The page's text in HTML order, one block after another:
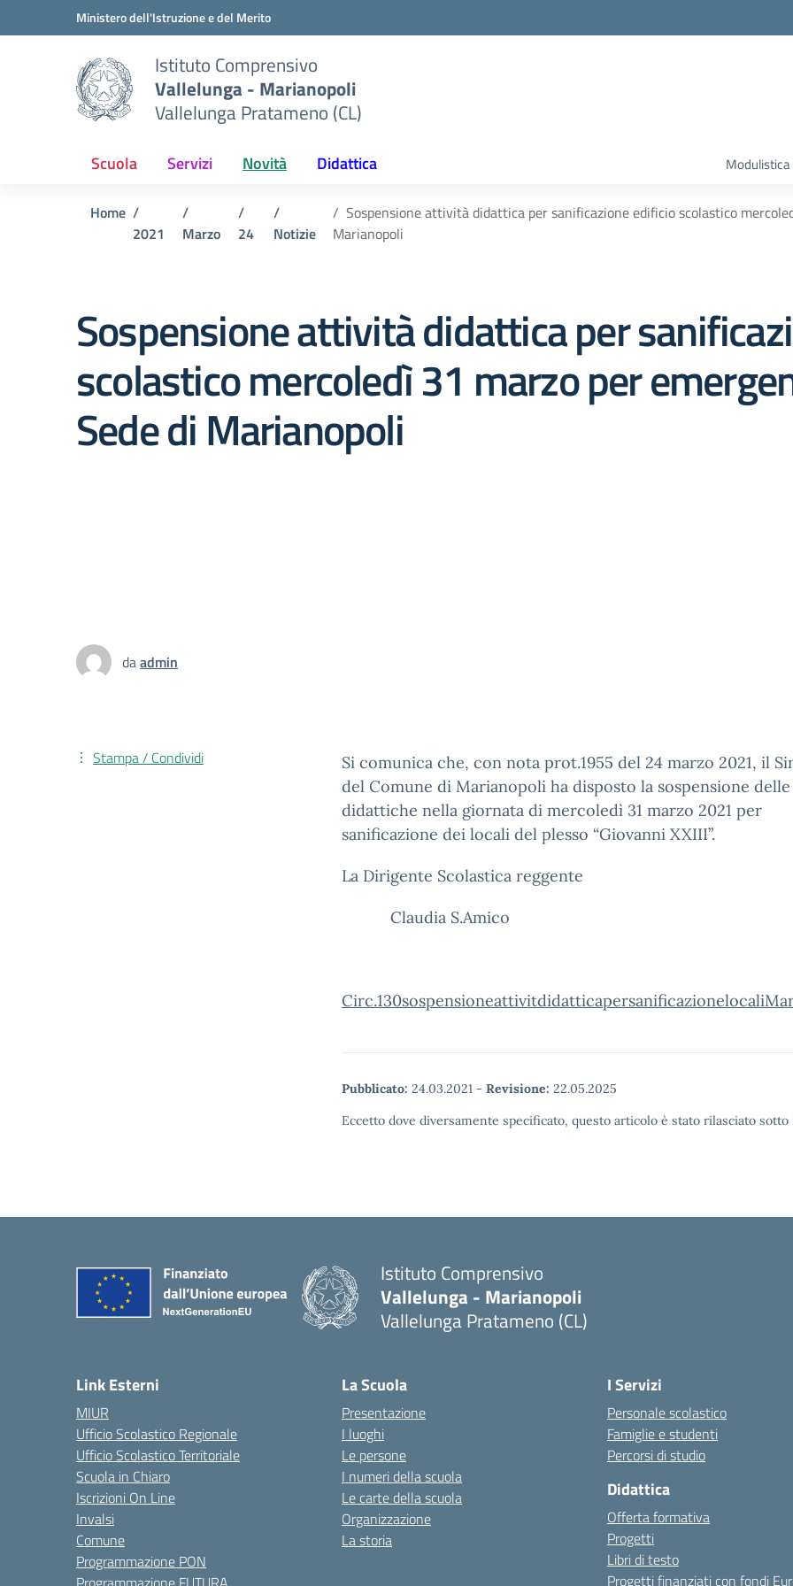
Vai ai contenuti
Vai al menu di navigazioneMinistero dell'Istruzione e del Merito
Istituto Comprensivo
Vallelunga - Marianopoli
Vallelunga Pratameno (CL)
Scuola Servizi Novità Didattica Modulistica
Home
2021
Marzo 24 Notizie
Sospensione attività didattica per sanificazione edificio scolastico
Marianopoli
Sospensione attività didattica per
scolastico mercoledì 31 marzo per
Sede di Marianopoli
daadmin
Si comunica che, con nota prot.1955 del 24 marzo 2021, il
del Comune di Marianopoli ha disposto la sospensione
didattiche nella giornata di mercoledì 31 marzo 2021 per
sanificazione dei locali del plesso “Giovanni XXIII”.
La Dirigente Scolastica reggente
Claudia S.Amico
Pubblicato: 24.03.2021 - Revisione: 22.05.2025
Eccetto dove diversamente specificato, questo articolo è stato rilasciato
Stampa / Condividi
Istituto Comprensivo
Vallelunga - Marianopoli
Vallelunga Pratameno (CL)
Link Esterni
MIUR
Ufficio Scolastico Regionale
Ufficio Scolastico Territoriale
Scuola in Chiaro
Iscrizioni On Line
Invalsi
Comune
Programmazione PON
La Scuola
Presentazione
I luoghi
Le persone
I numeri della scuola
Le carte della scuola
Organizzazione
La storia
I Servizi
Personale scolastico
Famiglie e studenti
Percorsi di studio
Didattica
Offerta formativa
Progetti
Libri di testo
Progetti finanziati con fondi